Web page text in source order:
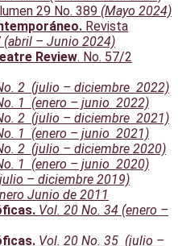
29 No. 389 (Mayo 2024)
Revista
(abril – Junio 2024)
Review. No. 57/2
2 (julio – diciembre 2022)
1 (enero – junio 2022)
2 (julio – diciembre 2021)
1 (enero – junio 2021)
2 (julio – diciembre 2020)
1 (enero – junio 2020)
– diciembre 2019)
Junio de 2011
Vol. 20 No. 34 (enero –
Vol. 20 No. 35 (julio –